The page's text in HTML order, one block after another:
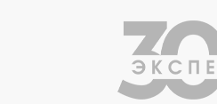
в особенностях